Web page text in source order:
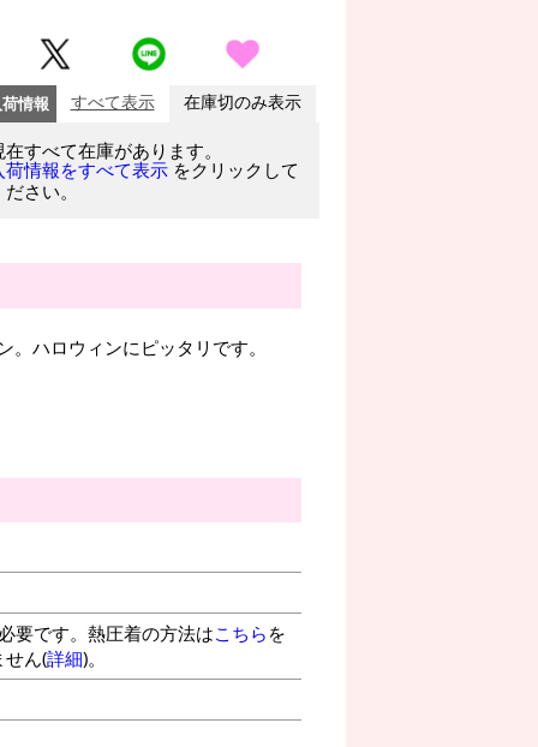
情報 すべて表示 在庫切のみ表示
在すべて在庫があります。
荷情報をすべて表示 をクリックして
さい。
ハロウィンにピッタリです。
要です。熱圧着の方法はこちら を
ん(詳細)。